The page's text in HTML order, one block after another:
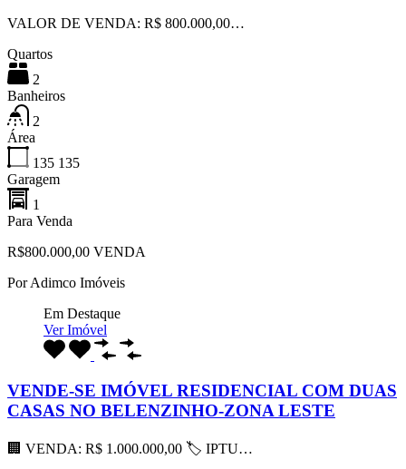
VALOR DE VENDA: R$ 800.000,00…
Quartos
2
Banheiros
2
Área
135 135
Garagem
1
Para Venda
R$800.000,00 VENDA
PorAdimco Imóveis
Em Destaque
Ver Imóvel
VENDE-SE IMÓVEL RESIDENCIAL COM DUAS
CASAS NO BELENZINHO-ZONA LESTE
🏢 VENDA: R$ 1.000.000,00 🏷 IPTU…